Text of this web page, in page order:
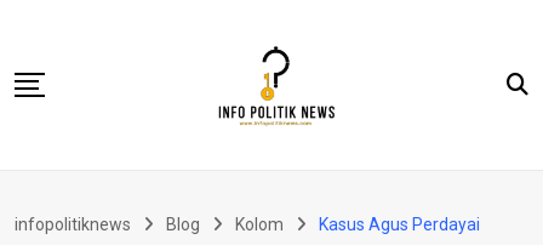
content
Politik & Hukum
infopolitiknews Blog Kolom
Kasus Agus Perdayai